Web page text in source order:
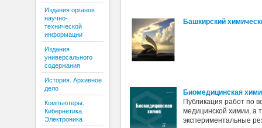
Издания органов
научно-
технической
информации
Издания
универсального
содержания
История. Архивное
дело
Компьютеры.
Кибернетика.
Электроника
Башкирский
Биомедицинская
Публикация работ по
медицинской химии, а
экспериментальные